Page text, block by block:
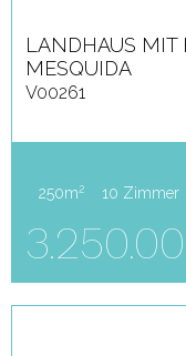
LANDHAUS
MESQUIDA
V00261
250m2 10 Zimmer